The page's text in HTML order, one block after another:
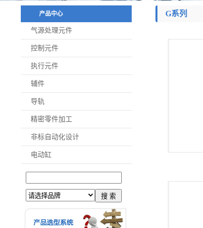
产品中心
气源处理元件
控制元件
执行元件
辅件
导轨
精密零件加工
非标自动化设计
电动缸
G系列